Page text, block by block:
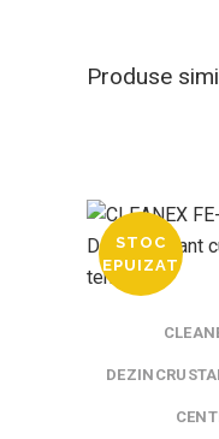
Produse
STOC
EPUIZAT